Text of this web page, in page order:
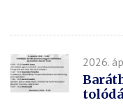
2026.